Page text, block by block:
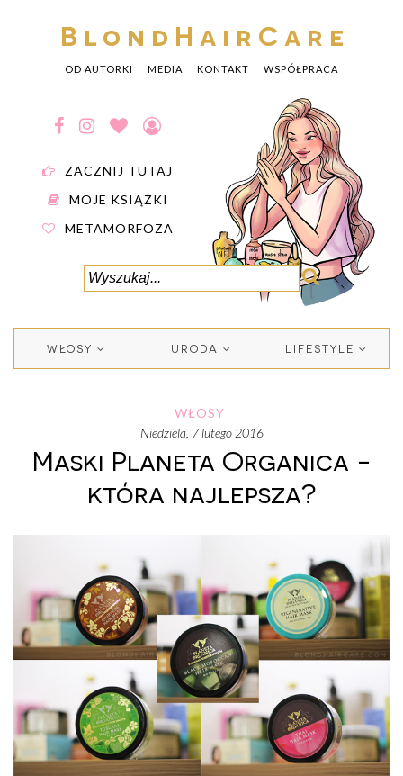
BlondHairCare
OD AUTORKI MEDIA KONTAKT WSPÓŁPRACA
ZACZNIJ TUTAJ
MOJE KSIĄŻKI
METAMORFOZA
WŁOSY URODA LIFESTYLE
WŁOSY
niedziela, 7 lutego 2016
Maski Planeta Organica -
która najlepsza?